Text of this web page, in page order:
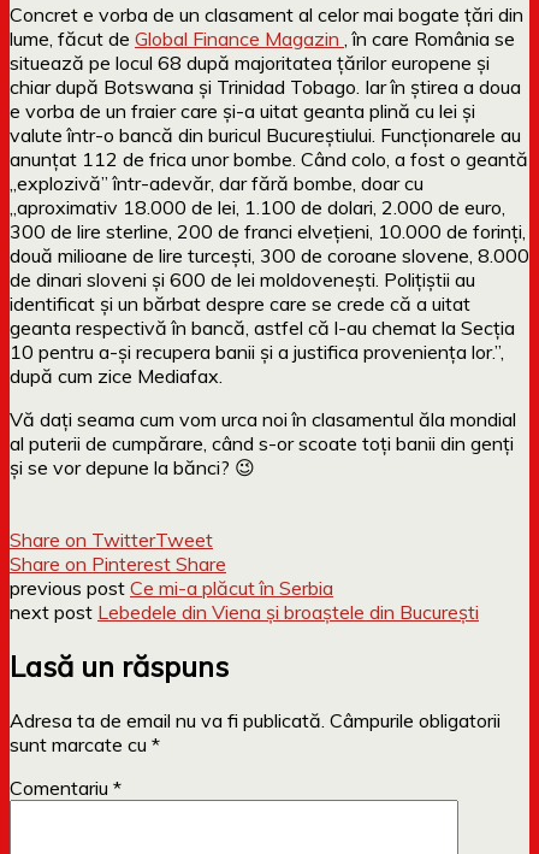
Concret e vorba de un clasament al celor mai bogate țări din
lume, făcut de Global Finance Magazin , în care România se
situează pe locul 68 după majoritatea țărilor europene și
chiar după Botswana și Trinidad Tobago. Iar în știrea a doua
e vorba de un fraier care și-a uitat geanta plină cu lei și
valute într-o bancă din buricul Bucureștiului. Funcționarele au
anunțat 112 de frica unor bombe. Când colo, a fost o geantă
„explozivă” într-adevăr, dar fără bombe, doar cu
„aproximativ 18.000 de lei, 1.100 de dolari, 2.000 de euro,
300 de lire sterline, 200 de franci elveţieni, 10.000 de forinţi,
două milioane de lire turceşti, 300 de coroane slovene, 8.000
de dinari sloveni şi 600 de lei moldoveneşti. Poliţiştii au
identificat şi un bărbat despre care se crede că a uitat
geanta respectivă în bancă, astfel că l-au chemat la Secţia
10 pentru a-şi recupera banii şi a justifica provenienţa lor.”,
după cum zice Mediafax.
Vă dați seama cum vom urca noi în clasamentul ăla mondial
al puterii de cumpărare, când s-or scoate toți banii din genți
și se vor depune la bănci? 😉
Share on TwitterTweet
Share on Pinterest Share
previous post Ce mi-a plăcut în Serbia
next post Lebedele din Viena și broaștele din București
Lasă un răspuns
Adresa ta de email nu va fi publicată. Câmpurile obligatorii
sunt marcate cu *
Comentariu *